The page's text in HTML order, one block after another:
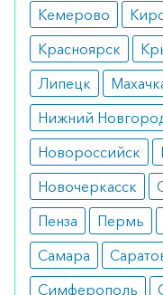
Кемерово
Красноярск
Липецк
Нижний
Новороссийск
Новочеркасск
Пенза
Пермь
Самара
Симферополь